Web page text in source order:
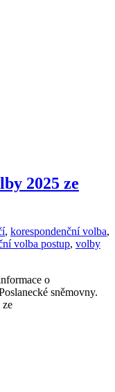
2025 ze
, korespondenční volba,
volba postup, volby
o
sněmovny.
ze